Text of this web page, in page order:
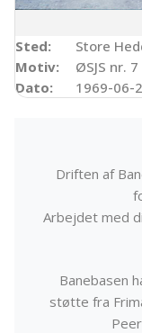
Sted:
Store
Motiv:
ØSJS nr.
Dato:
1969-06-
Driften af
Arbejdet med
Banebasen
støtte fra